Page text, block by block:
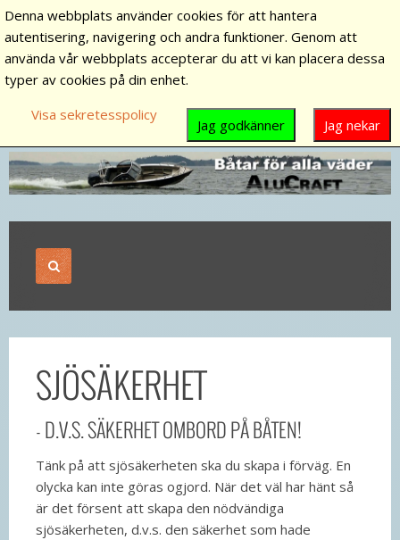
SJÖSÄKERHET
- D.V.S. SÄKERHET OMBORD PÅ BÅTEN!
Tänk på att sjösäkerheten ska du skapa i förväg. En
olycka kan inte göras ogjord. När det väl har hänt så
är det försent att skapa den nödvändiga
sjösäkerheten, d.v.s. den säkerhet som hade
Denna webbplats använder cookies för att hantera
autentisering, navigering och andra funktioner. Genom att
använda vår webbplats accepterar du att vi kan placera dessa
typer av cookies på din enhet.
Visa sekretesspolicy
Jag nekar
Jag godkänner